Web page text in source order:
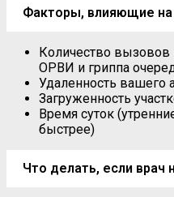
Факторы, влияющие
Количество
ОРВИ и гриппа
Удаленность вашего
Загруженность
Время суток
быстрее)
Что делать, если врач